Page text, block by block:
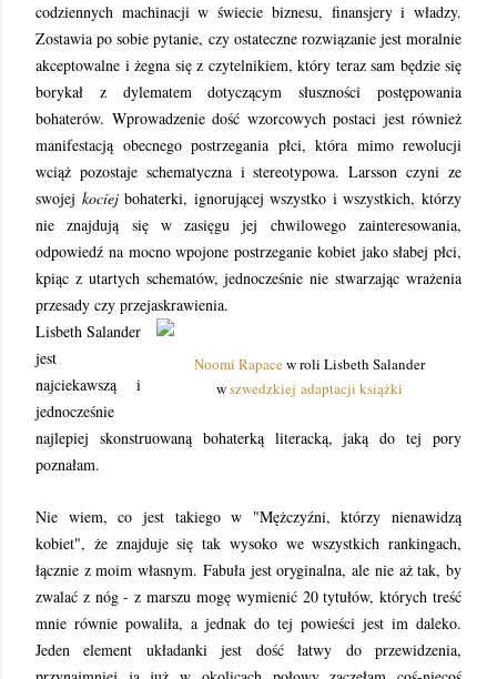
codziennych machinacji w świecie biznesu, finansjery i władzy.
Zostawia po sobie pytanie, czy ostateczne rozwiązanie jest moralnie
akceptowalne i żegna się z czytelnikiem, który teraz sam będzie się
borykał z dylematem dotyczącym słuszności postępowania
bohaterów. Wprowadzenie dość wzorcowych postaci jest również
manifestacją obecnego postrzegania płci, która mimo rewolucji
wciąż pozostaje schematyczna i stereotypowa. Larsson czyni ze
swojej kociejbohaterki, ignorującej wszystko i wszystkich, którzy
nie znajdują się w zasięgu jej chwilowego zainteresowania,
odpowiedź na mocno wpojone postrzeganie kobiet jako słabej płci,
kpiąc z utartych schematów, jednocześnie nie stwarzając wrażenia
przesady czy przejaskrawienia.
Noomi Rapacew roli Lisbeth Salander
wszwedzkiej adaptacji książki
Lisbeth Salander
jest
najciekawszą i
jednocześnie
najlepiej skonstruowaną bohaterką literacką, jaką do tej pory
poznałam.
Nie wiem, co jest takiego w "Mężczyźni, którzy nienawidzą
kobiet", że znajduje się tak wysoko we wszystkich rankingach,
łącznie z moim własnym. Fabuła jest oryginalna, ale nie aż tak, by
zwalać z nóg - z marszu mogę wymienić 20 tytułów, których treść
mnie równie powaliła, a jednak do tej powieści jest im daleko.
Jeden element układanki jest dość łatwy do przewidzenia,